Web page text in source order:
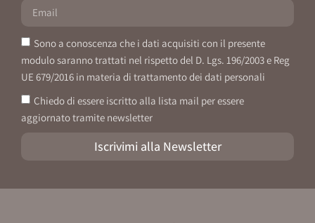
Sono a conoscenza che i dati acquisiti con il presente
modulo saranno trattati nel rispetto del D. Lgs. 196/2003 e Reg
UE 679/2016 in materia di trattamento dei dati personali
Chiedo di essere iscritto alla lista mail per essere
aggiornato tramite newsletter
Iscrivimi alla Newsletter